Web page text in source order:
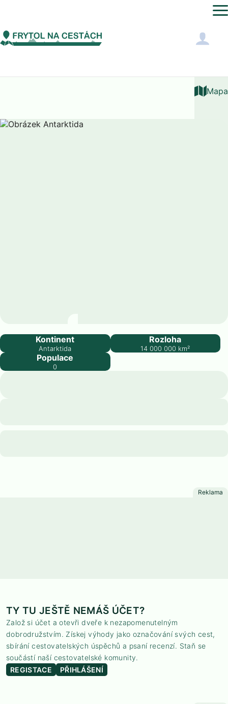
Antarktida Antarktida
Mapa
Antarktida
Kontinent
Antarktida
Rozloha
14 000 000 km²
Populace
0
TY TU JEŠTĚ NEMÁŠ ÚČET?
Založ si účet a otevři dveře k nezapomenutelným
dobrodružstvím. Získej výhody jako označování svých cest,
sbírání cestovatelských úspěchů a psaní recenzí. Staň se
součástí naší cestovatelské komunity.
REGISTACE
PŘIHLÁŠENÍ